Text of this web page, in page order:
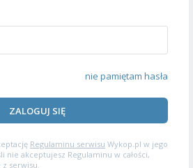
nie pamiętam hasła
ZALOGUJ SIĘ
Regulaminu serwisu Wykop.pl w jego
nie akceptujesz Regulaminu w całości,
serwisu.